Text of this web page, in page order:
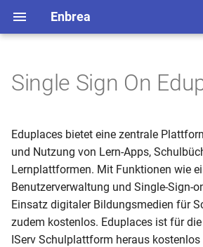
Enbrea
e
w
i
r
Einführung
Einführung
Dashboard
Mein Account
Verzeichnisse
Stammdaten
Liste
Jetzt
Überblick
Installation
Zugriffstoken
Überblick
Import aus DaVinci
Import aus Magellan
Export nach Magellan
Import aus Untis
Überblick
Benutzergruppen
Benutzer
Übersicht Richtlinien
Überblick
Vertretungsplan
Online-Backups
Offline-Backups
Einrichtung des Single Sign On
Changelog
Single Sign On
Eduplaces bietet eine zentrale
und Nutzung von Lern-Apps,
Lernplattformen. Mit Funktionen wie
Benutzerverwaltung und Single-Sign-
Einsatz digitaler Bildungsmedien für
zudem kostenlos. Eduplaces ist für
IServ Schulplattform heraus kostenlos